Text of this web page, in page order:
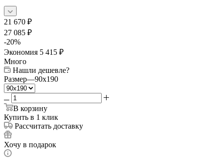
21 670 ₽
27 085 ₽
-20%
Экономия 5 415 ₽
Много
Нашли дешевле?
Размер—90x190
В корзину
Купить в 1 клик
Рассчитать доставку
Хочу в подарок